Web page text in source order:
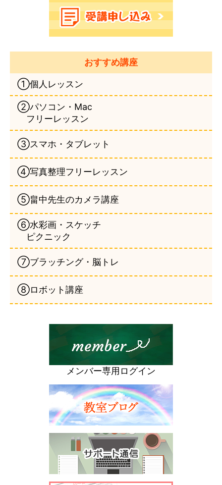
おすすめ講座
①個人レッスン
②パソコン・Mac
フリーレッスン
③スマホ・タブレット
④写真整理フリーレッスン
⑤畠中先生のカメラ講座
⑥水彩画・スケッチ
ピクニック
⑦ブラッチング・脳トレ
⑧ロボット講座
メンバー専用ログイン